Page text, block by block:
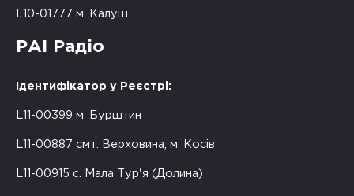
L10-01777 м. Калуш
РАІ Радіо
Ідентифікатор у Реєстрі:
L11-00399 м. Бурштин
L11-00887 смт. Верховина, м. Косів
L11-00915 с. Мала Тур'я (Долина)